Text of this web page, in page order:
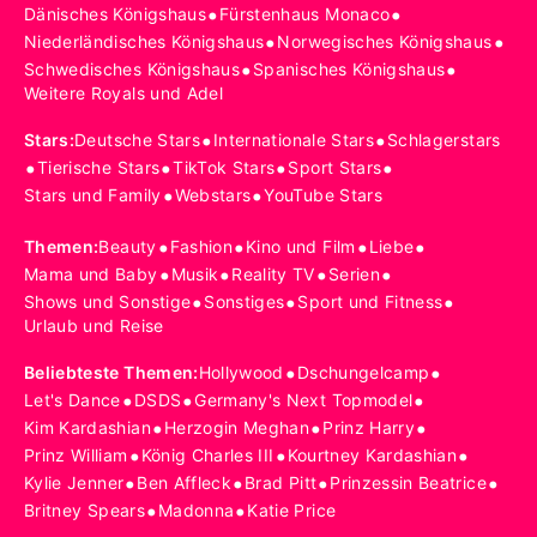
Dänisches Königshaus•Fürstenhaus Monaco•
Niederländisches Königshaus•Norwegisches Königshaus•
Schwedisches Königshaus•Spanisches Königshaus•
Weitere Royals und Adel
Stars:Deutsche Stars•Internationale Stars•Schlagerstars
•Tierische Stars•TikTok Stars•Sport Stars•
Stars und Family•Webstars•YouTube Stars
Themen:Beauty•Fashion•Kino und Film •Liebe•
Mama und Baby•Musik•Reality TV•Serien•
Shows und Sonstige•Sonstiges•Sport und Fitness•
Urlaub und Reise
Beliebteste Themen:Hollywood •Dschungelcamp•
Let's Dance•DSDS•Germany's Next Topmodel•
Kim Kardashian•Herzogin Meghan•Prinz Harry•
Prinz William •König Charles III •Kourtney Kardashian•
Kylie Jenner•Ben Affleck•Brad Pitt•Prinzessin Beatrice•
Britney Spears•Madonna•Katie Price